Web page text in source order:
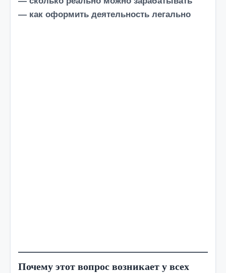
— как оформить деятельность легально
Почему этот вопрос возникает у всех